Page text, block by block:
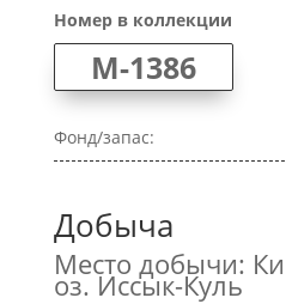
Номер в коллекции
M-1386
Фонд/запас:
Добыча
Место добычи:
оз. Иссык-Куль